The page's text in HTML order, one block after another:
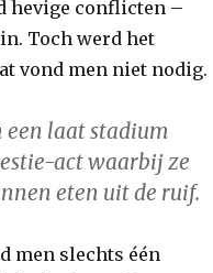
hevige conflicten –
Toch werd het
vond men niet nodig.
een laat stadium
act waarbij ze
eten uit de ruif.
men slechts één